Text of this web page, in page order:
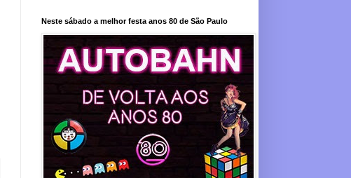
Neste sábado a melhor festa anos 80 de São Paulo